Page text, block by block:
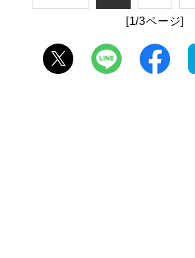
[1/3ページ]